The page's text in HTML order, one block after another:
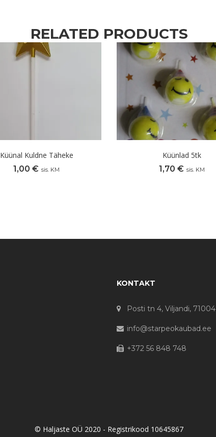
RELATED PRODUCTS
Küünal Kuldne Täheke
1,00 € sis. KM
Küünlad 5tk
1,70 € sis. KM
KONTAKT
Posti tn 4, Viljandi, 71004
info@starpeokaubad.ee
+372 56 848 748
© Haljaste OÜ 2020 - Registrikood 10645867